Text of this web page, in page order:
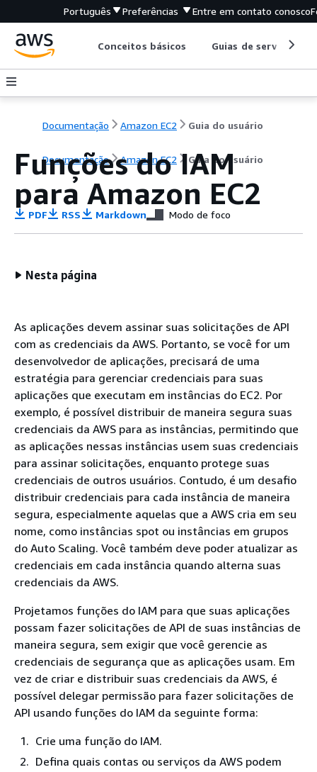
Português Preferências Entre em contato conosco
Conceitos básicos Guias de serviço
Documentação Amazon EC2 Guia do usuário
Documentação Amazon EC2 Guia do usuário
Funções do IAM
para Amazon EC2
PDF RSS Markdown Modo de foco
Nesta página
As aplicações devem assinar suas solicitações de API
com as credenciais da AWS. Portanto, se você for um
desenvolvedor de aplicações, precisará de uma
estratégia para gerenciar credenciais para suas
aplicações que executam em instâncias do EC2. Por
exemplo, é possível distribuir de maneira segura suas
credenciais da AWS para as instâncias, permitindo que
as aplicações nessas instâncias usem suas credenciais
para assinar solicitações, enquanto protege suas
credenciais de outros usuários. Contudo, é um desafio
distribuir credenciais para cada instância de maneira
segura, especialmente aquelas que a AWS cria em seu
nome, como instâncias spot ou instâncias em grupos
do Auto Scaling. Você também deve poder atualizar as
credenciais em cada instância quando alterna suas
credenciais da AWS.
Projetamos funções do IAM para que suas aplicações
possam fazer solicitações de API de suas instâncias de
maneira segura, sem exigir que você gerencie as
credenciais de segurança que as aplicações usam. Em
vez de criar e distribuir suas credenciais da AWS, é
possível delegar permissão para fazer solicitações de
API usando funções do IAM da seguinte forma:
Crie uma função do IAM.
Defina quais contas ou serviços da AWS podem